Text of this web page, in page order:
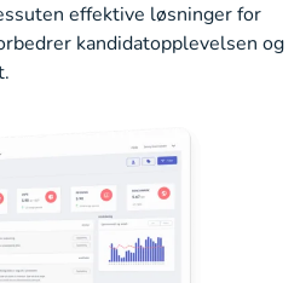
effektive løsninger for
kandidat­opplevelsen og